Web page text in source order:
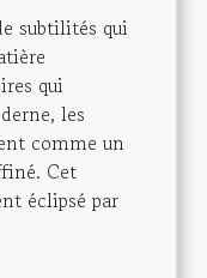
subtilités qui
qui
les
comme un
Cet
éclipsé par